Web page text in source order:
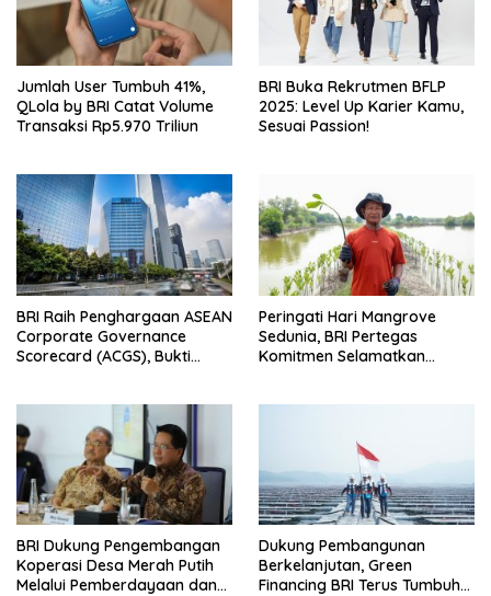
Jumlah User Tumbuh 41%,
QLola by BRI Catat Volume
Transaksi Rp5.970 Triliun
BRI Buka Rekrutmen BFLP
2025: Level Up Karier Kamu,
Sesuai Passion!
BRI Raih Penghargaan ASEAN
Corporate Governance
Scorecard (ACGS), Bukti
Peringati Hari Mangrove
Sedunia, BRI Pertegas
Komitmen Selamatkan
BRI Dukung Pengembangan
Koperasi Desa Merah Putih
Melalui Pemberdayaan dan
Dukung Pembangunan
Berkelanjutan, Green
Financing BRI Terus Tumbuh